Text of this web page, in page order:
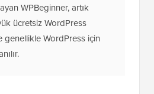
WPBeginner, artık
ücretsiz WordPress
genellikle WordPress için